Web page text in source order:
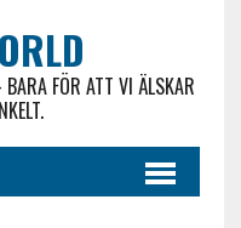
FÖR ATT VI ÄLSKAR